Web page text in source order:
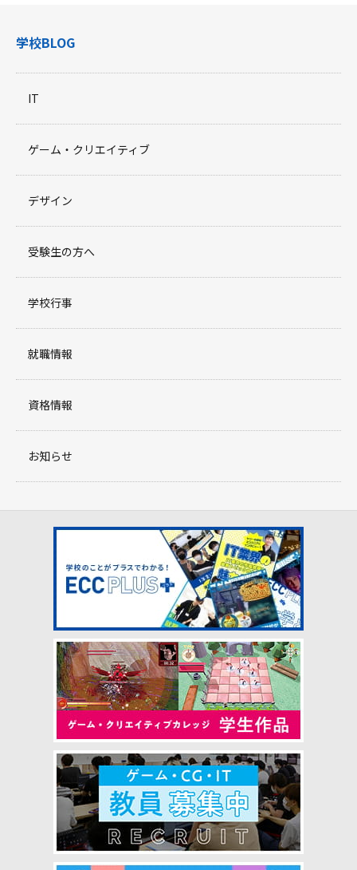
学校BLOG
IT
ゲーム・クリエイティブ
デザイン
受験生の方へ
学校行事
就職情報
資格情報
お知らせ